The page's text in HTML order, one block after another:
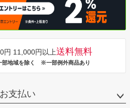
円 11,000円以上送料無料
部地域を除く ※一部例外商品あり
お支払い